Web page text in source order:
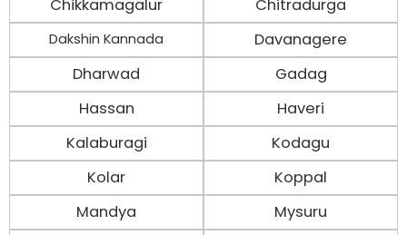
Chikkamagalur
Chitradurga
Dakshin Kannada
Davanagere
Dharwad
Gadag
Hassan
Haveri
Kalaburagi
Kodagu
Kolar
Koppal
Mandya
Mysuru